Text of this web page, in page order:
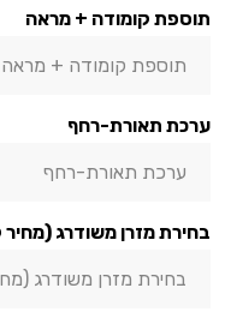
תוספת קומודה + מראה
תוספת קומודה + מראה
ערכת תאורת-רחף
ערכת תאורת-רחף
בחירת מזרן משודרג
בחירת מזרן משודרג